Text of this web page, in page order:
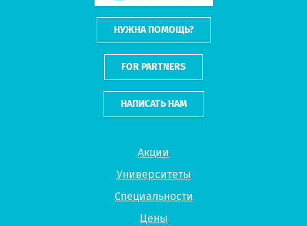
Акции
Университеты
Специальности
Цены
НУЖНА ПОМОЩЬ?
FOR PARTNERS
НАПИСАТЬ НАМ